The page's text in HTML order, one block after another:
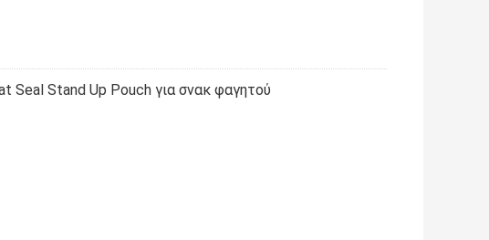
Seal Stand Up Pouch για σνακ φαγητού